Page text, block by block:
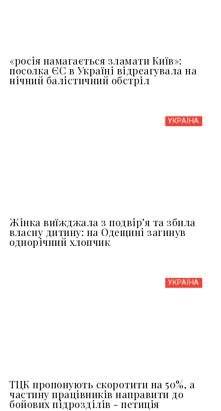
«росія намагається зламати Київ»:
посолка ЄС в Україні відреагувала на
нічний балістичний обстріл
УКРАЇНА
Жінка виїжджала з подвір’я та збила
власну дитину: на Одещині загинув
однорічний хлопчик
УКРАЇНА
ТЦК пропонують скоротити на 50%, а
частину працівників направити до
бойових підрозділів - петиція